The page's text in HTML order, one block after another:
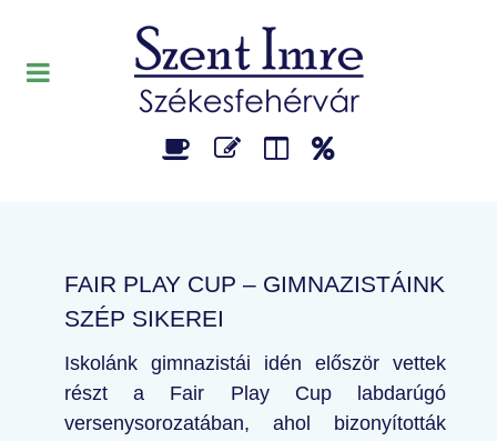
FAIR PLAY CUP – GIMNAZISTÁINK
SZÉP SIKEREI
Iskolánk gimnazistái idén először vettek
részt a Fair Play Cup labdarúgó
versenysorozatában, ahol bizonyították